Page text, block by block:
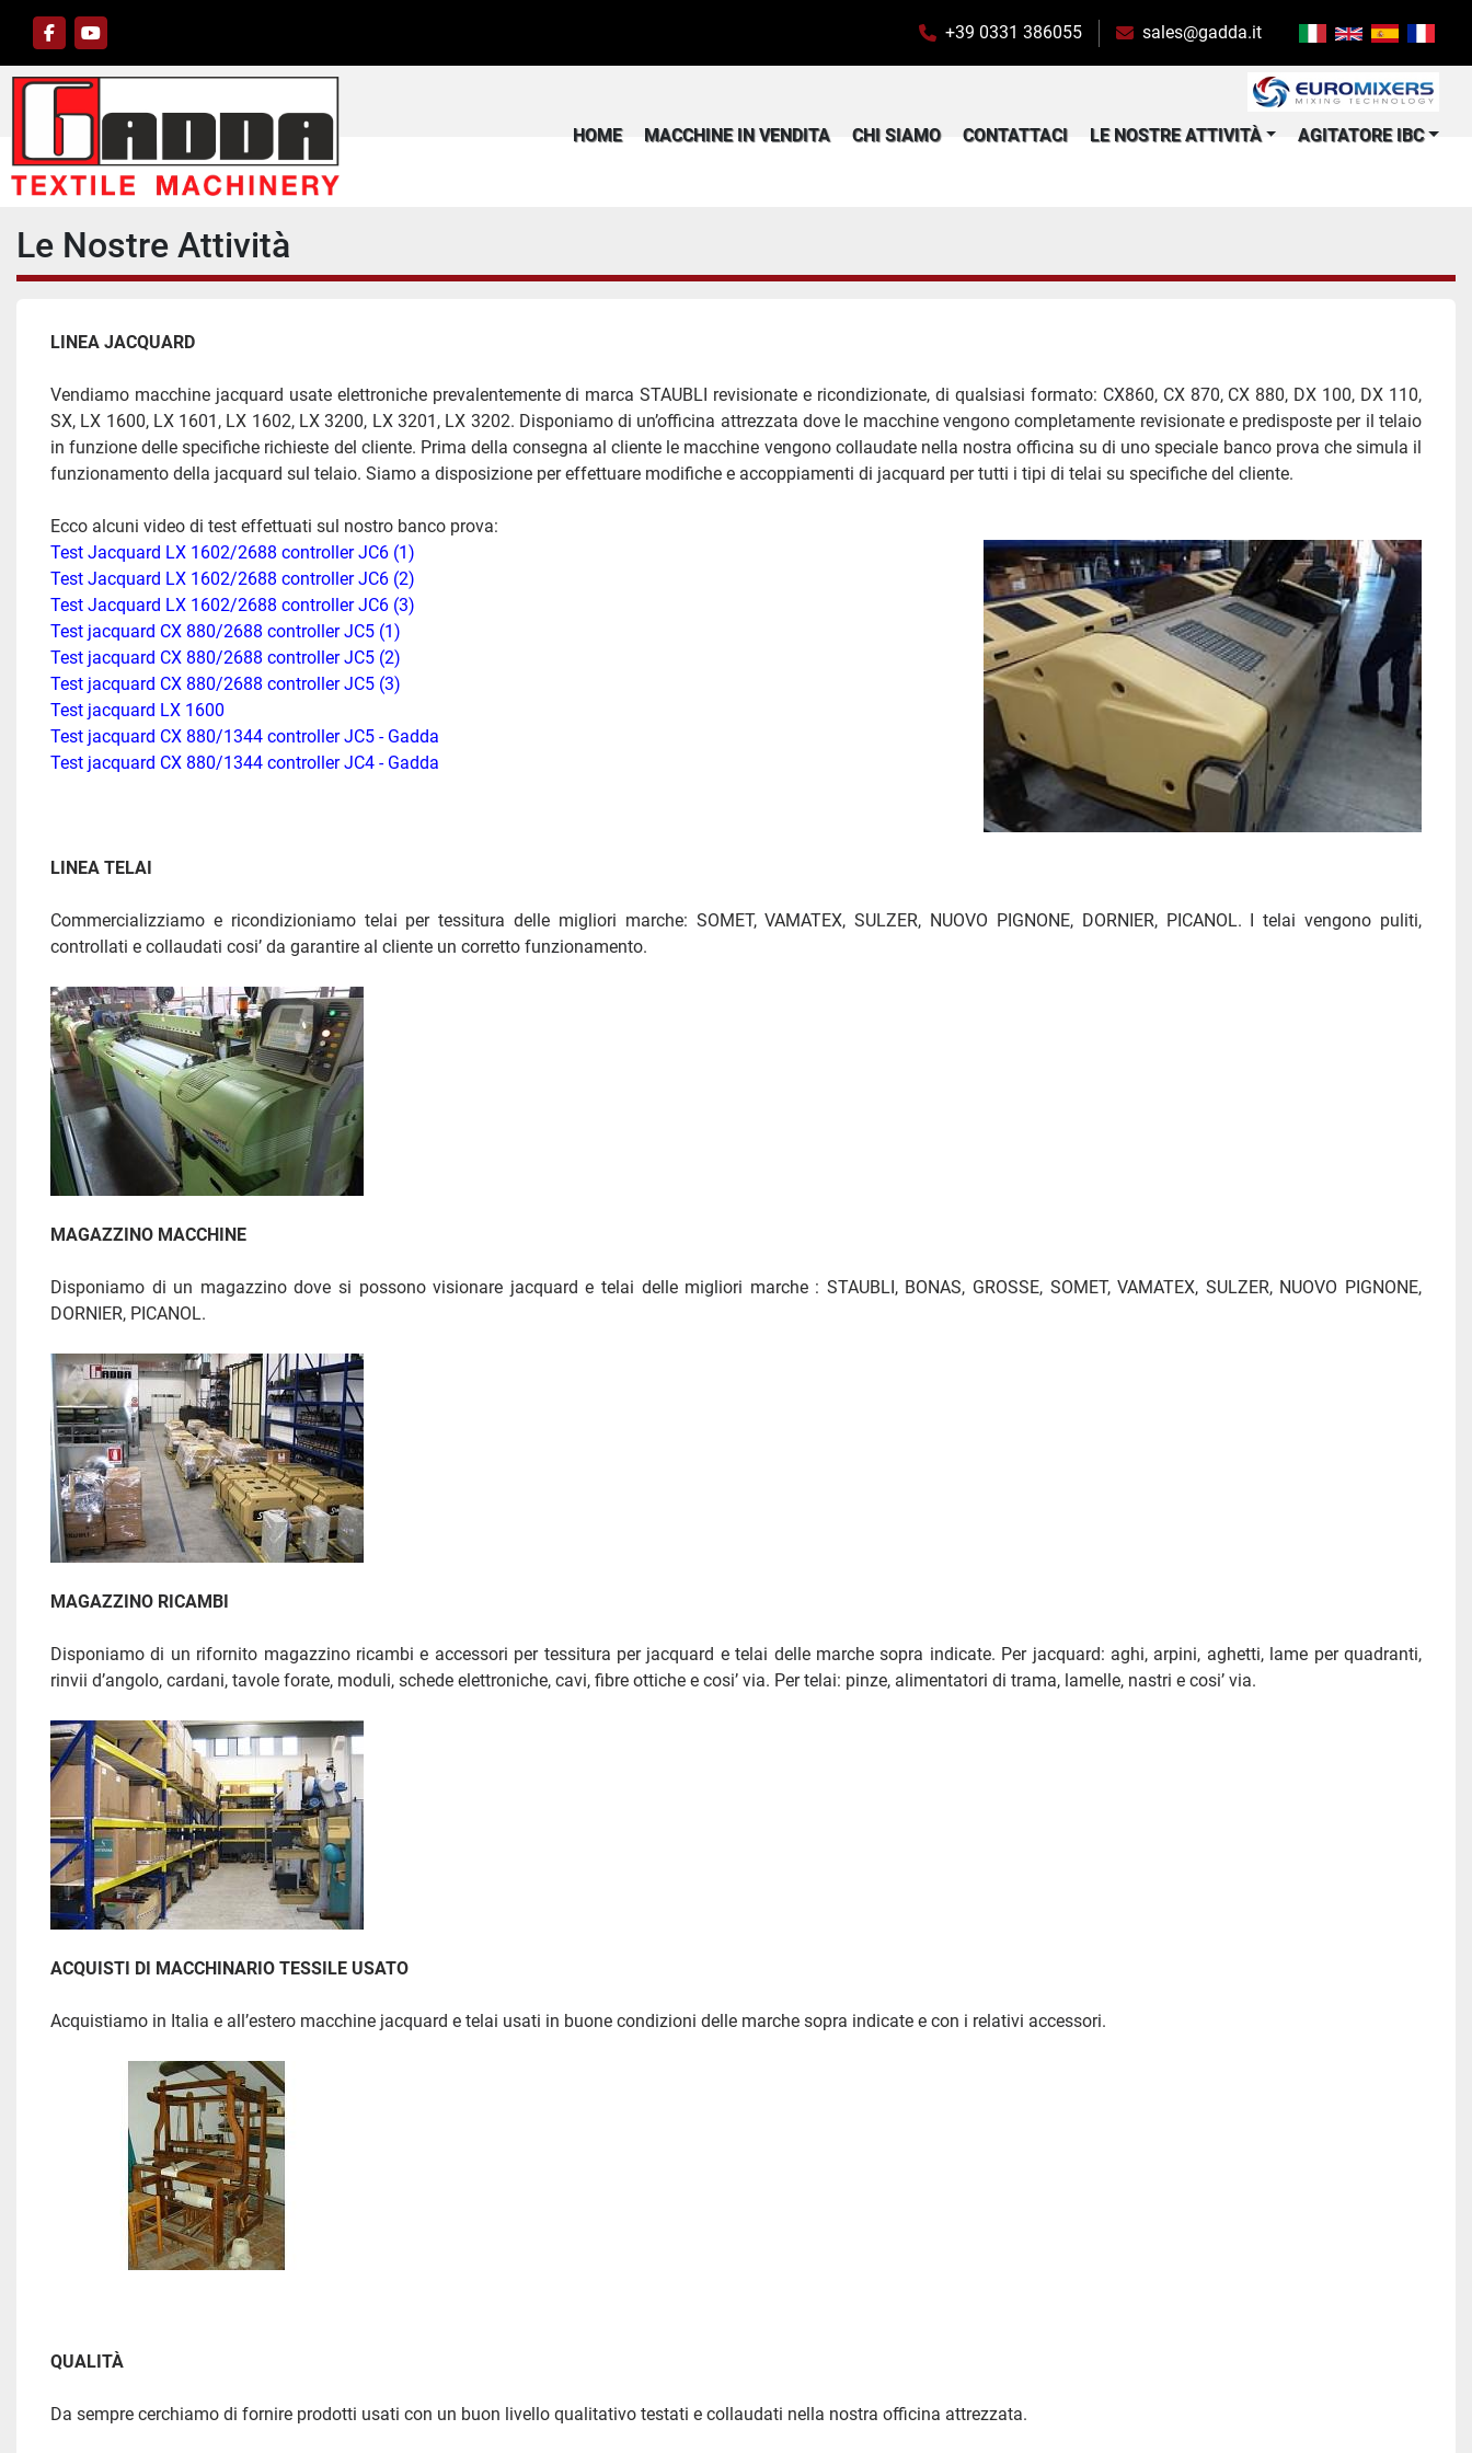
facebookyoutube
+39 0331 386055 sales@gadda.it
HOME MACCHINE IN VENDITA CHI SIAMO CONTATTACI LE NOSTRE ATTIVITÀ AGITATORE IBC
Le Nostre Attività
LINEA JACQUARD
Vendiamo macchine jacquard usate elettroniche prevalentemente di marca STAUBLI revisionate e ricondizionate, di qualsiasi formato: CX860, CX 870, CX 880, DX 100, DX 110,
SX, LX 1600, LX 1601, LX 1602, LX 3200, LX 3201, LX 3202. Disponiamo di un’officina attrezzata dove le macchine vengono completamente revisionate e predisposte per il telaio
in funzione delle specifiche richieste del cliente. Prima della consegna al cliente le macchine vengono collaudate nella nostra officina su di uno speciale banco prova che simula il
funzionamento della jacquard sul telaio. Siamo a disposizione per effettuare modifiche e accoppiamenti di jacquard per tutti i tipi di telai su specifiche del cliente.
Ecco alcuni video di test effettuati sul nostro banco prova:
Test Jacquard LX 1602/2688 controller JC6 (1)
Test Jacquard LX 1602/2688 controller JC6 (2)
Test Jacquard LX 1602/2688 controller JC6 (3)
Test jacquard CX 880/2688 controller JC5 (1)
Test jacquard CX 880/2688 controller JC5 (2)
Test jacquard CX 880/2688 controller JC5 (3)
Test jacquard LX 1600
Test jacquard CX 880/1344 controller JC5 - Gadda
Test jacquard CX 880/1344 controller JC4 - Gadda
LINEA TELAI
Commercializziamo e ricondizioniamo telai per tessitura delle migliori marche: SOMET, VAMATEX, SULZER, NUOVO PIGNONE, DORNIER, PICANOL. I telai vengono puliti,
controllati e collaudati cosi’ da garantire al cliente un corretto funzionamento.
MAGAZZINO MACCHINE
Disponiamo di un magazzino dove si possono visionare jacquard e telai delle migliori marche : STAUBLI, BONAS, GROSSE, SOMET, VAMATEX, SULZER, NUOVO PIGNONE,
DORNIER, PICANOL.
MAGAZZINO RICAMBI
Disponiamo di un rifornito magazzino ricambi e accessori per tessitura per jacquard e telai delle marche sopra indicate. Per jacquard: aghi, arpini, aghetti, lame per quadranti,
rinvii d’angolo, cardani, tavole forate, moduli, schede elettroniche, cavi, fibre ottiche e cosi’ via. Per telai: pinze, alimentatori di trama, lamelle, nastri e cosi’ via.
ACQUISTI DI MACCHINARIO TESSILE USATO
Acquistiamo in Italia e all’estero macchine jacquard e telai usati in buone condizioni delle marche sopra indicate e con i relativi accessori.
QUALITÀ
Da sempre cerchiamo di fornire prodotti usati con un buon livello qualitativo testati e collaudati nella nostra officina attrezzata.